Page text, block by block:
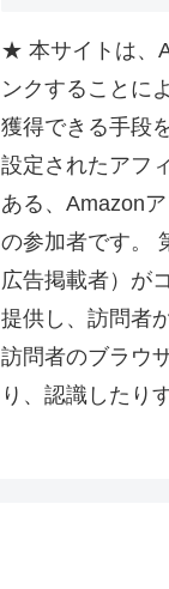
★ 本サイトは、
ンクすることに
獲得できる手段
設定されたアフ
ある、Amazon
の参加者です。
広告掲載者）が
提供し、訪問者
訪問者のブラウ
り、認識したり